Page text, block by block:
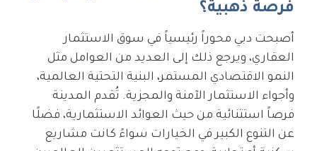
فرصة ذهبية؟
أصبحت دبي محوراً رئيسياً في سوق الاستثمار
العقاري، ويرجع ذلك إلى العديد من العوامل مثل
النمو الاقتصادي المستمر، البنية التحتية العالمية،
وأجواء الاستثمار الآمنة والمجزية. تُقدم المدينة
فرصاً استثنائية من حيث العوائد الاستثمارية، فضلًا
عن التنوع الكبير في الخيارات سواءً كانت مشاريع